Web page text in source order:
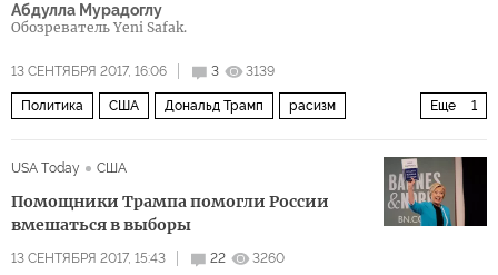
Абдулла Мурадоглу
Обозреватель Yeni Safak.
13 СЕНТЯБРЯ 2017, 16:06 3 3139
Еще 1
Политика США Дональд Трамп расизм
USA Today
США
Помощники Трампа помогли России
вмешаться в выборы
13 СЕНТЯБРЯ 2017, 15:43 22 3260